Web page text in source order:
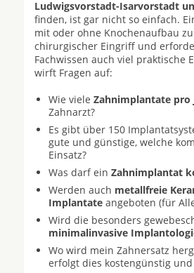
Ludwigsvorstadt-Isarvorstadt
finden, ist gar nicht so einfach.
mit oder ohne Knochenaufbau
chirurgischer Eingriff und
Fachwissen auch viel praktische
wirft Fragen auf:
Wie viele Zahnimplantate pro
Zahnarzt?
Es gibt über 150
gute und günstige, welche
Einsatz?
Was darf ein Zahnimplantat
Werden auch metallfreie
Implantate angeboten (für
Wird die besonders
minimalinvasive
Wo wird mein Zahnersatz
erfolgt dies kostengünstig